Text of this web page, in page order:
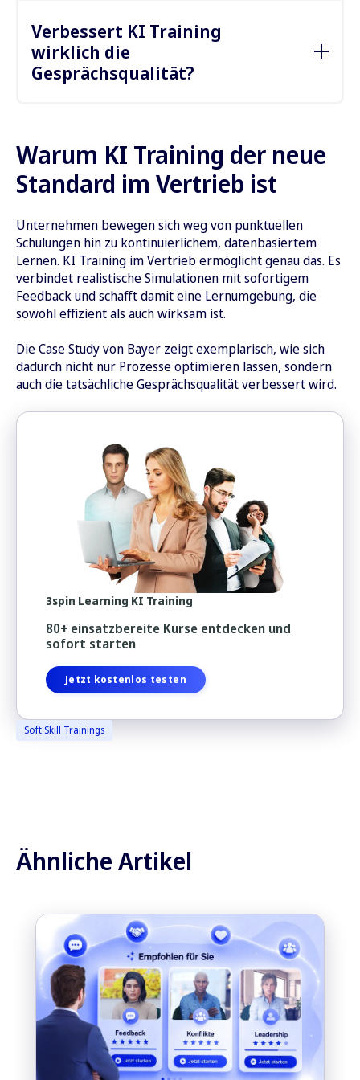
Unternehmen mit beratungsintensivem
zum Beispiel im Pharma-, B2B- oder SaaS-Bereich.
Verbessert KI Training
wirklich die
Gesprächsqualität?
Gesprächsführung messbar verbessern,
insbesondere in der Einwandbehandlung und
Argumentation.
Warum KI Training der neue
Standard im Vertrieb ist
Unternehmen bewegen sich weg von punktuellen
Schulungen hin zu kontinuierlichem, datenbasiertem
Lernen. KI Training im Vertrieb ermöglicht genau das. Es
verbindet realistische Simulationen mit sofortigem
Feedback und schafft damit eine Lernumgebung, die
sowohl effizient als auch wirksam ist.
Die Case Study von Bayer zeigt exemplarisch, wie sich
dadurch nicht nur Prozesse optimieren lassen, sondern
auch die tatsächliche Gesprächsqualität verbessert wird.
3spin Learning KI Training
80+ einsatzbereite Kurse entdecken und
sofort starten
Jetzt kostenlos testen
Soft Skill Trainings
Ähnliche Artikel